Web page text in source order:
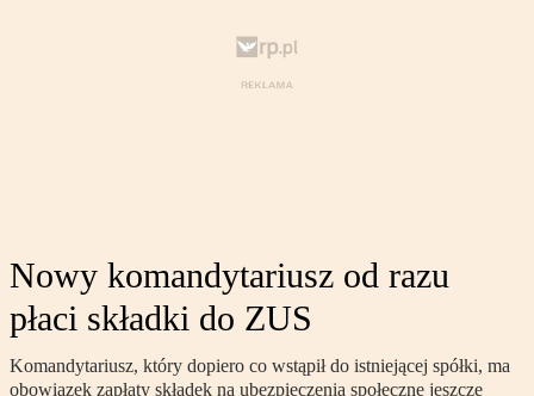
Nowy komandytariusz od razu
płaci składki do ZUS
Komandytariusz, który dopiero co wstąpił do istniejącej spółki, ma
obowiązek zapłaty składek na ubezpieczenia społeczne jeszcze